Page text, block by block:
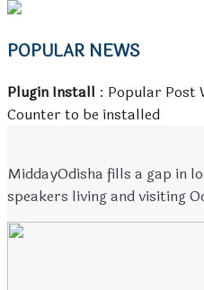
POPULAR NEWS
Plugin Install : Popular Post
Counter to be installed
MiddayOdisha fills a gap in
speakers living and visiting